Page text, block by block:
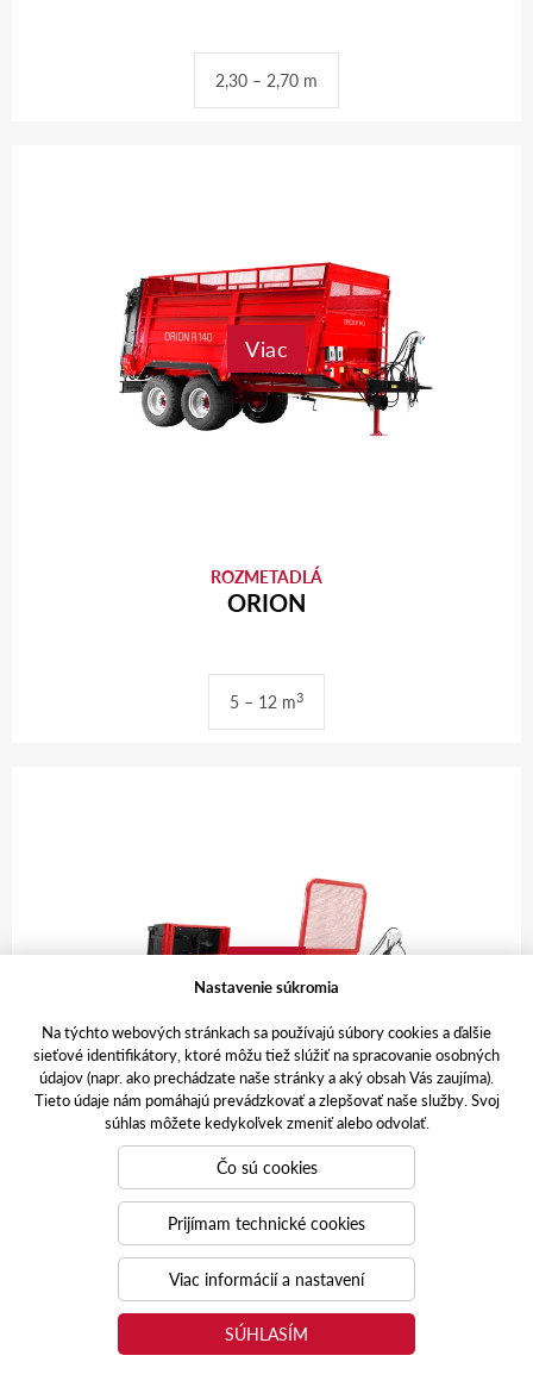
2,30 – 2,70 m
Viac
ROZMETADLÁ
ORION
5 – 12 m3
ROZMETADLÁ
ORION ALP
2,80 – 8,50 m 3
Nastavenie súkromia
Na týchto webových stránkach sa používajú súbory cookies a ďalšie
sieťové identifikátory, ktoré môžu tiež slúžiť na spracovanie osobných
údajov (napr. ako prechádzate naše stránky a aký obsah Vás zaujíma).
Tieto údaje nám pomáhajú prevádzkovať a zlepšovať naše služby. Svoj
súhlas môžete kedykoľvek zmeniť alebo odvolať.
Čo sú cookies
Prijímam technické cookies
Viac informácií a nastavení
SÚHLASÍM